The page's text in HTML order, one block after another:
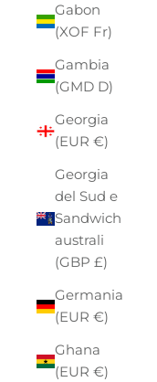
Gabon
(XOF Fr)
Gambia
(GMD D)
Georgia
(EUR €)
Georgia
del Sud e
Sandwich
australi
(GBP £)
Germania
(EUR €)
Ghana
(EUR €)